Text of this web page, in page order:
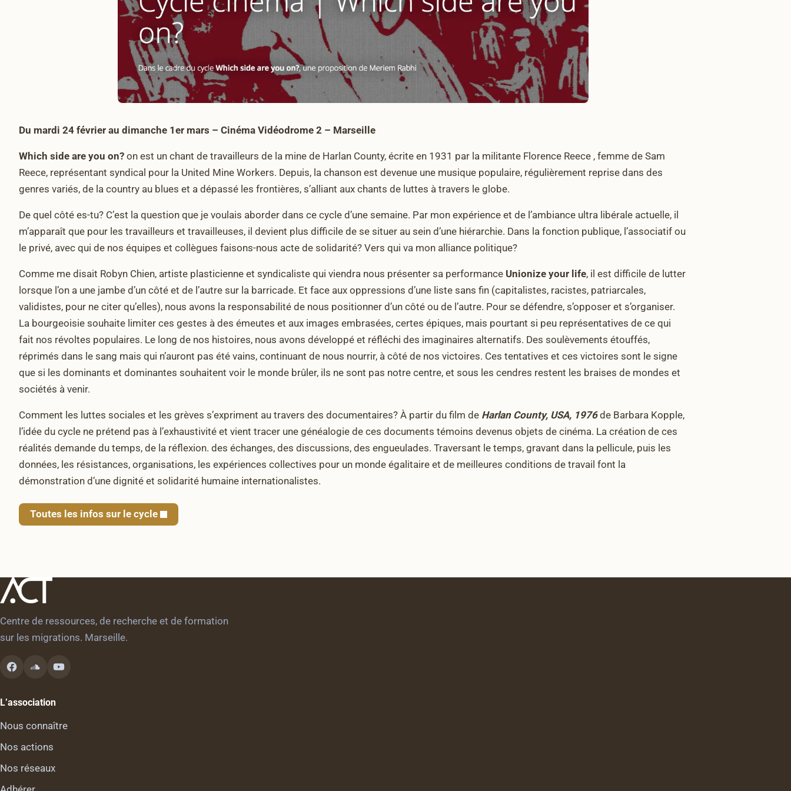
Du mardi 24 février au dimanche 1er mars – Cinéma Vidéodrome 2 – Marseille
Which side are you on? on est un chant de travailleurs de la mine de Harlan County, écrite en 1931 par la militante Florence Reece , femme de Sam
Reece, représentant syndical pour la United Mine Workers. Depuis, la chanson est devenue une musique populaire, régulièrement reprise dans des
genres variés, de la country au blues et a dépassé les frontières, s’alliant aux chants de luttes à travers le globe.
De quel côté es-tu? C’est la question que je voulais aborder dans ce cycle d’une semaine. Par mon expérience et de l’ambiance ultra libérale actuelle, il
m’apparaît que pour les travailleurs et travailleuses, il devient plus difficile de se situer au sein d’une hiérarchie. Dans la fonction publique, l’associatif ou
le privé, avec qui de nos équipes et collègues faisons-nous acte de solidarité? Vers qui va mon alliance politique?
Comme me disait Robyn Chien, artiste plasticienne et syndicaliste qui viendra nous présenter sa performance Unionize your life, il est difficile de lutter
lorsque l’on a une jambe d’un côté et de l’autre sur la barricade. Et face aux oppressions d’une liste sans fin (capitalistes, racistes, patriarcales,
validistes, pour ne citer qu’elles), nous avons la responsabilité de nous positionner d’un côté ou de l’autre. Pour se défendre, s’opposer et s’organiser.
La bourgeoisie souhaite limiter ces gestes à des émeutes et aux images embrasées, certes épiques, mais pourtant si peu représentatives de ce qui
fait nos révoltes populaires. Le long de nos histoires, nous avons développé et réfléchi des imaginaires alternatifs. Des soulèvements étouffés,
réprimés dans le sang mais qui n’auront pas été vains, continuant de nous nourrir, à côté de nos victoires. Ces tentatives et ces victoires sont le signe
que si les dominants et dominantes souhaitent voir le monde brûler, ils ne sont pas notre centre, et sous les cendres restent les braises de mondes et
sociétés à venir.
Comment les luttes sociales et les grèves s’expriment au travers des documentaires? À partir du film de Harlan County, USA, 1976de Barbara Kopple,
l’idée du cycle ne prétend pas à l’exhaustivité et vient tracer une généalogie de ces documents témoins devenus objets de cinéma. La création de ces
réalités demande du temps, de la réflexion. des échanges, des discussions, des engueulades. Traversant le temps, gravant dans la pellicule, puis les
données, les résistances, organisations, les expériences collectives pour un monde égalitaire et de meilleures conditions de travail font la
démonstration d’une dignité et solidarité humaine internationalistes.
Toutes les infos sur le cycle
Centre de ressources, de recherche et de formation
sur les migrations. Marseille.
L’association
Nous connaître
Nos actions
Nos réseaux